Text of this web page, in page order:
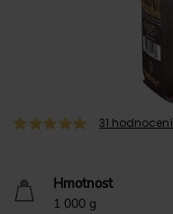
31 hodnocení
Hmotnost
1 000 g